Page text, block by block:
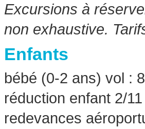
Excursions à
non exhaustive.
Enfants
bébé (0-2 ans) vol :
réduction enfant 2/
redevances